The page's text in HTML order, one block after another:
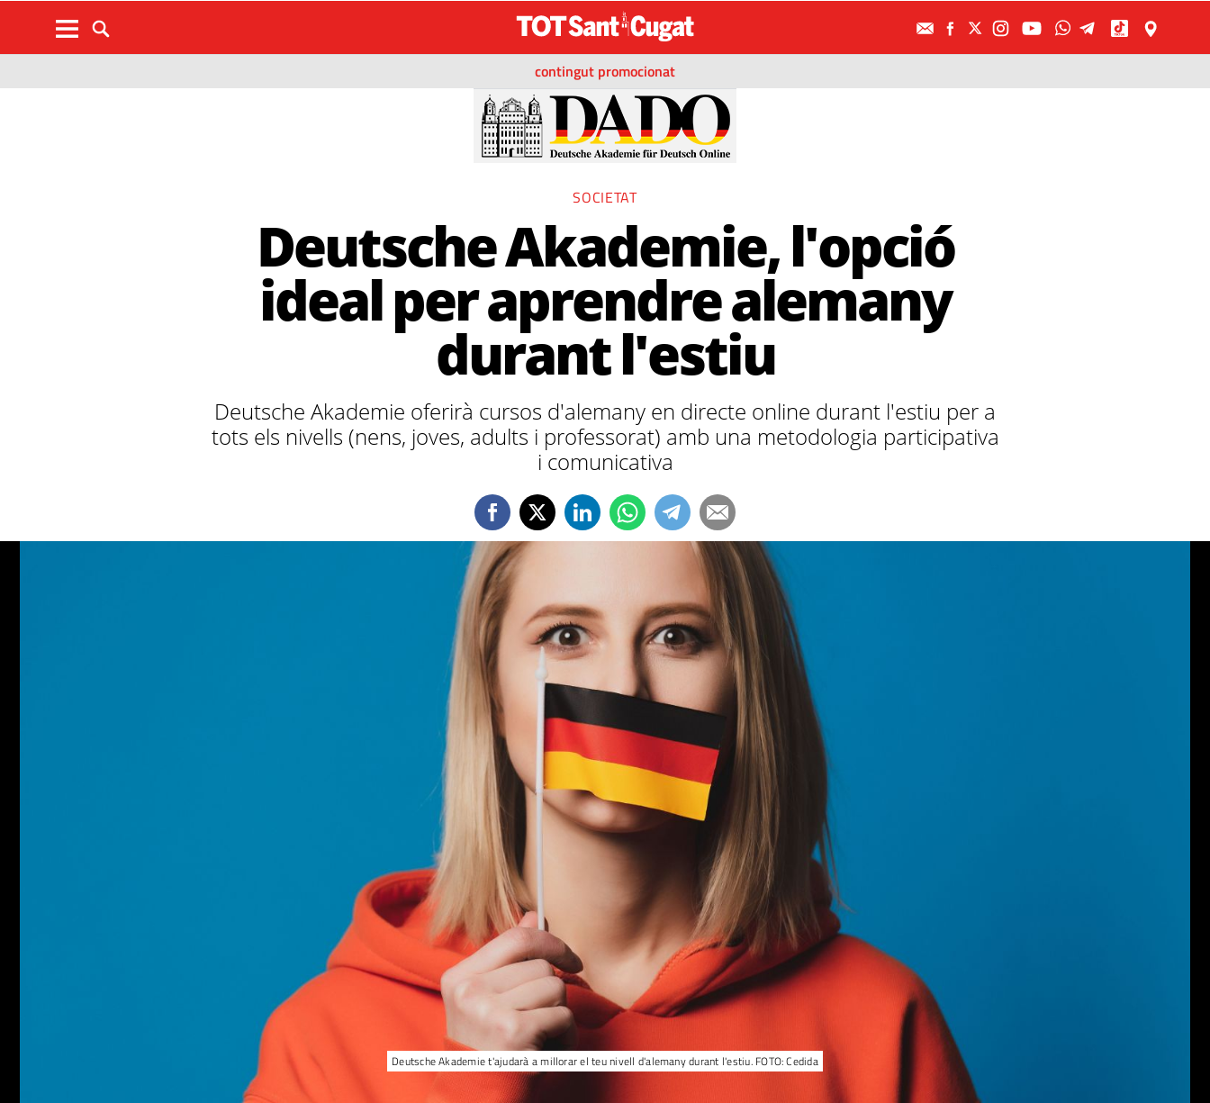
contingut promocionat
SOCIETAT
Deutsche Akademie, l'opció
ideal per aprendre alemany
durant l'estiu
Deutsche Akademie oferirà cursos d'alemany en directe online durant l'estiu per a
tots els nivells (nens, joves, adults i professorat) amb una metodologia participativa
i comunicativa
Deutsche Akademie t'ajudarà a millorar el teu nivell d'alemany durant l'estiu. FOTO: Cedida